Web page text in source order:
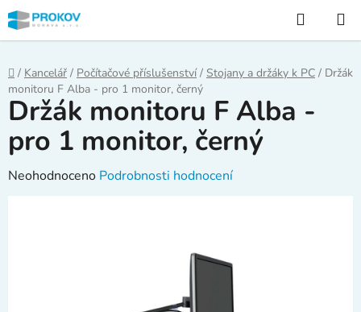
Přejít
na
obsah
Hledat
Domů
/ Kancelář / Počítačové příslušenství / Stojany a držáky k PC / Držák
monitoru F Alba - pro 1 monitor, černý
Držák monitoru F Alba -
pro 1 monitor, černý
Průměrné
Neohodnoceno Podrobnosti hodnocení